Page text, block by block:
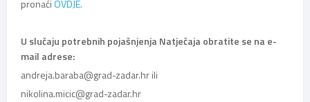
pronaći OVDJE.
U slučaju potrebnih pojašnjenja Natječaja obratite se na e-
mail adrese:
andreja.baraba@grad-zadar.hr ili
nikolina.micic@grad-zadar.hr